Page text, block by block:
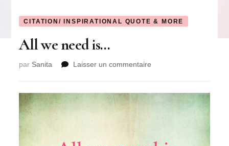
CITATION/ INSPIRATIONAL QUOTE & MORE
All we need is…
par Sanita Laisser un commentaire
need
is…